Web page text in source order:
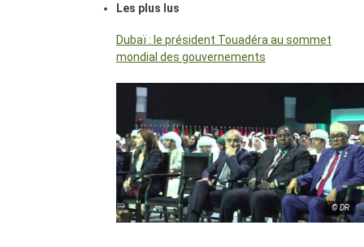
Les plus lus
Dubaï : le président Touadéra au sommet
mondial des gouvernements
© DR